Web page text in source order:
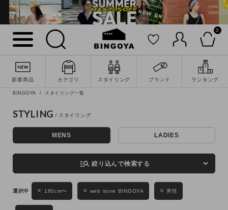
0
新着商品 カテゴリ スタイリング ブランド ランキング
詳細検索
キーワード
性別
MENS LADIES KIDS
BINGOYA スタイリング一覧
STYLING
MENS LADIES
manage_search 絞り込んで検索する
180cm〜 web store BINGOYA 男性